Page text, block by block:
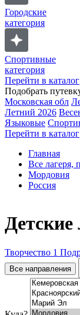
Городские
категория
Спортивные
категория
Перейти в каталог
Подобрать
Московская обл
Летний 2026
Языковые
Перейти в каталог
Главная
Все лагеря,
Мордовия
Россия
Детские
Творчество 1
Все направления